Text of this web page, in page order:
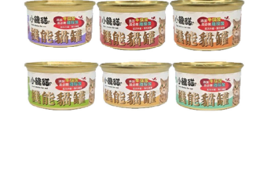
宅配【全館滿1500免運】
每筆NT$85，滿NT$1,500(含以上)免運費
【宅配-貨到付款】1500免運
每筆NT$115，滿NT$1,500(含以上)免運費